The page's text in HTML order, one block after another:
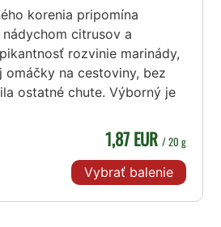
korenia pripomína
citrusov a
rozvinie marinády,
omáčky na cestoviny, bez
ostatné chute. Výborný je
1,87 EUR / 20 g
Vybrať balenie